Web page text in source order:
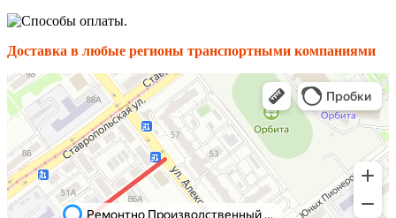
.
Доставка в любые регионы транспортными компаниями